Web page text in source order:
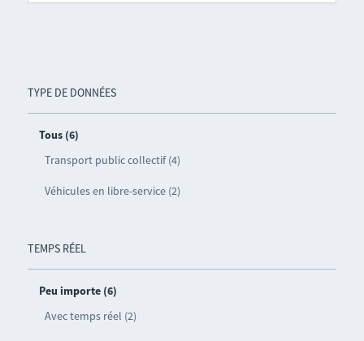
TYPE DE DONNÉES
Tous (6)
Transport public collectif (4)
Véhicules en libre-service (2)
TEMPS RÉEL
Peu importe (6)
Avec temps réel (2)